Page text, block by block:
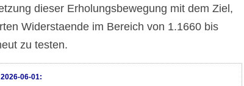
dieser Erholungsbewegung mit dem Ziel,
Widerstaende im Bereich von 1.1660 bis
zu testen.
06-01: